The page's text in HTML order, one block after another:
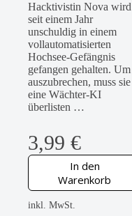
Hacktivistin Nova wird
seit einem Jahr
unschuldig in einem
vollautomatisierten
Hochsee-Gefängnis
gefangen gehalten. Um
auszubrechen, muss sie
eine Wächter-KI
überlisten …
3,99 €
In den
Warenkorb
inkl. MwSt.